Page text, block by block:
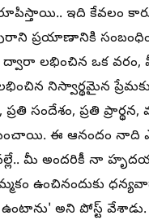
ఇది కేవలం
ప్రయాణానికి
ద్వారా లభించిన ఒక వరం,
నిస్వార్థమైన
సందేశం, ప్రతి ప్రార్థన,
ఈ ఆనందం నాది
మీ అందరికీ నా
ఉంచినందుకు
అని పోస్ట్ వేశాడు.